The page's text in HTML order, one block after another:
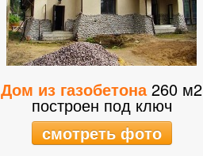
Дом из газобетона260 м2
построен под ключ
смотреть фото